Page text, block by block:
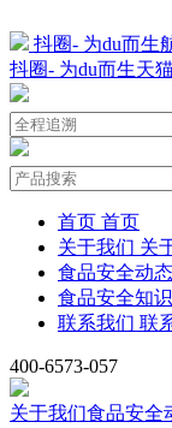
抖圈- 为du而生
抖圈- 为du而生天
首页 首页
关于我们 关
食品安全动态
食品安全知识
联系我们 联
400-6573-057
关于我们食品安全